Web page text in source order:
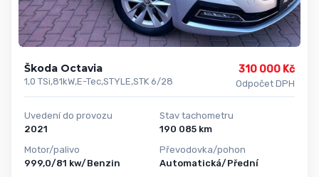
Škoda Octavia
1,0 TSi,81kW,E-Tec,STYLE,STK 6/28
310 000 Kč
Odpočet DPH
Uvedení do provozu
2021
Motor/palivo
999,0/81 kw/Benzin
Stav tachometru
190 085 km
Převodovka/pohon
Automatická/Přední